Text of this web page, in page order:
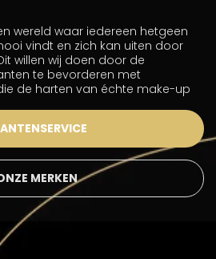
wereld waar iedereen hetgeen
vindt en zich kan uiten door
willen wij doen door de
te bevorderen met
de harten van échte make-up
MERKEN